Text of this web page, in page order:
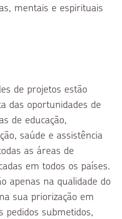
mentais e espirituais
de projetos estão
das oportunidades de
de educação,
saúde e assistência
as áreas de
em todos os países.
apenas na qualidade do
sua priorização em
pedidos submetidos,